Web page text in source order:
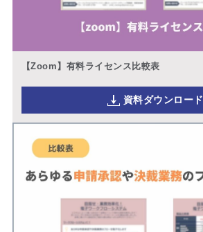
【Zoom】有料ライセンス比較表
資料ダウンロード